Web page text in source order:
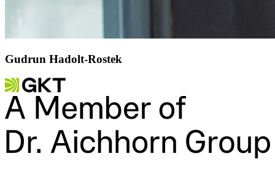
Gudrun Hadolt-Rostek